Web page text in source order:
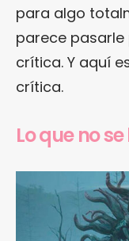
para algo
parece
crítica. Y aquí
crítica.
Lo que no